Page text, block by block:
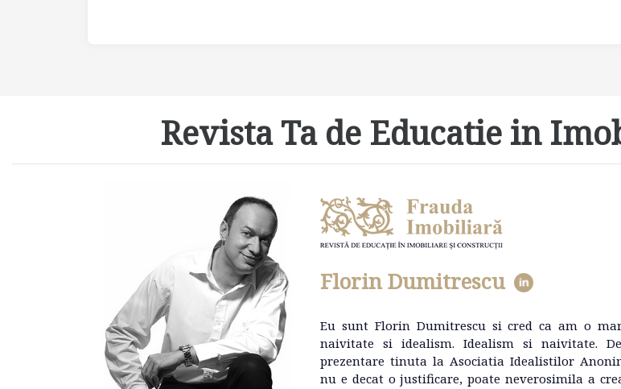
Revista Ta de Educatie in
Florin Dumitrescu
Eu sunt Florin Dumitrescu si cred ca am o
naivitate si idealism. Idealism si naivitate.
prezentare tinuta la Asociatia Idealistilor
nu e decat o justificare, poate neverosimila a